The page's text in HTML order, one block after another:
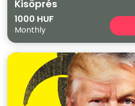
Kisöprés
1000 HUF
Monthly